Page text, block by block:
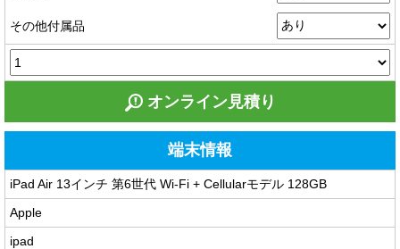
その他付属品
オンライン見積り
端末情報
iPad Air 13インチ 第6世代 Wi-Fi + Cellularモデル 128GB
Apple
ipad